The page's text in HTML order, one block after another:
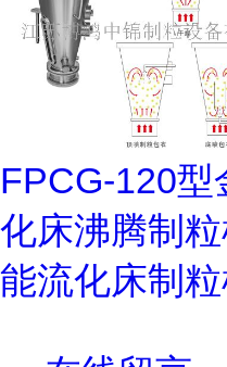
FPCG-120
化床沸腾制
能流化床制